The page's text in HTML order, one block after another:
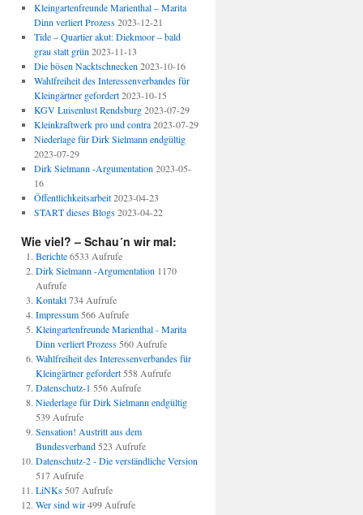
Kleingartenfreunde Marienthal – Marita
Dinn verliert Prozess 2023-12-21
Tide – Quartier akut: Diekmoor – bald
grau statt grün 2023-11-13
Die bösen Nacktschnecken 2023-10-16
Wahlfreiheit des Interessenverbandes für
Kleingärtner gefordert 2023-10-15
KGV Luisenlust Rendsburg 2023-07-29
Kleinkraftwerk pro und contra 2023-07-29
Niederlage für Dirk Sielmann endgültig
2023-07-29
Dirk Sielmann -Argumentation 2023-05-
16
Öffentlichkeitsarbeit 2023-04-23
START dieses Blogs 2023-04-22
Wie viel? – Schau´n wir mal:
Berichte6533 Aufrufe
Dirk Sielmann -Argumentation 1170
Aufrufe
Kontakt734 Aufrufe
Impressum 566 Aufrufe
Kleingartenfreunde Marienthal - Marita
Dinn verliert Prozess 560 Aufrufe
Wahlfreiheit des Interessenverbandes für
Kleingärtner gefordert 558 Aufrufe
Datenschutz-1 556 Aufrufe
Niederlage für Dirk Sielmann endgültig
539 Aufrufe
Sensation! Austritt aus dem
Bundesverband 523 Aufrufe
Datenschutz-2 - Die verständliche Version
517 Aufrufe
LiNKs 507 Aufrufe
Wer sind wir499 Aufrufe